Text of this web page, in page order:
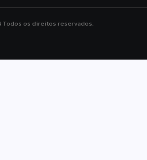
Todos os direitos reservados.